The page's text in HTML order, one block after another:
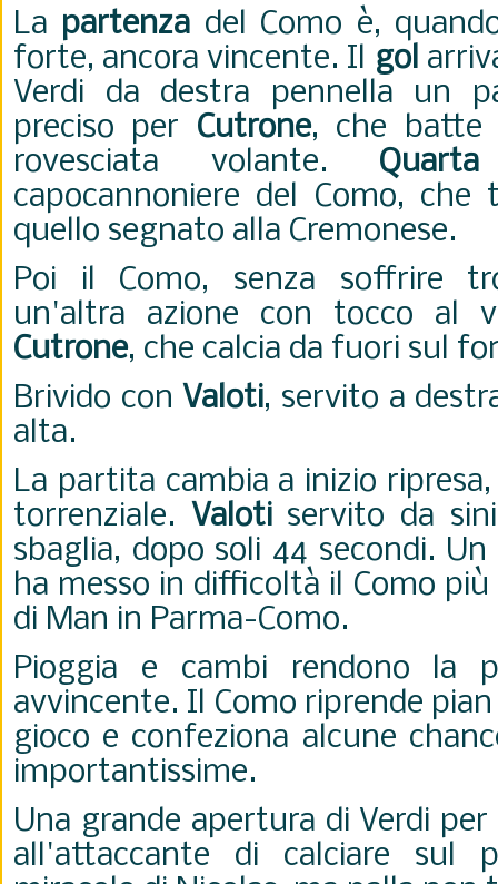
La partenza del Como è,
forte, ancora vincente. Il gol
Verdi da destra pennella un
preciso per Cutrone, che batte
rovesciata volante.
capocannoniere del Como,
quello segnato alla Cremonese.
Poi il Como, senza soffrire
un'altra azione con tocco al
Cutrone, che calcia da fuori sul
Brivido con Valoti, servito a
alta.
La partita cambia a inizio
torrenziale. Valotiservito da
sbaglia, dopo soli 44 secondi.
ha messo in difficoltà il Como
di Man in Parma-Como.
Pioggia e cambi rendono la
avvincente. Il Como riprende
gioco e confeziona alcune
importantissime.
Una grande apertura di Verdi per
all'attaccante di calciare sul